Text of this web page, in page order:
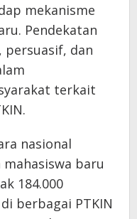
mekanisme
Pendekatan
persuasif, dan
terkait
nasional
baru
184.000
berbagai PTKIN